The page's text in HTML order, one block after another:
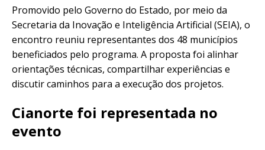
Promovido pelo Governo do Estado, por meio da
Secretaria da Inovação e Inteligência Artificial (SEIA), o
encontro reuniu representantes dos 48 municípios
beneficiados pelo programa. A proposta foi alinhar
orientações técnicas, compartilhar experiências e
discutir caminhos para a execução dos projetos.
Cianorte foi representada no
evento